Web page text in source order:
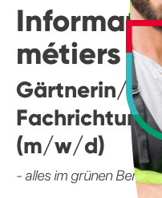
métiers
Gärtnerin/
Fachrichtung
(m/w/d)
- alles im grünen Bereich